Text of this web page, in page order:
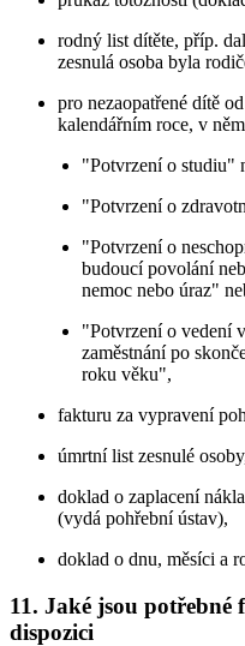
rodný list dítěte, příp.
zesnulá osoba byla
pro nezaopatřené dítě
kalendářním roce, v
"Potvrzení o studiu"
"Potvrzení o
"Potvrzení o
budoucí povolání
nemoc nebo úraz"
"Potvrzení o vedení
zaměstnání po
roku věku",
fakturu za vypravení
úmrtní list zesnulé
doklad o zaplacení
(vydá pohřební ústav),
doklad o dnu, měsíci a
11. Jaké jsou
dispozici